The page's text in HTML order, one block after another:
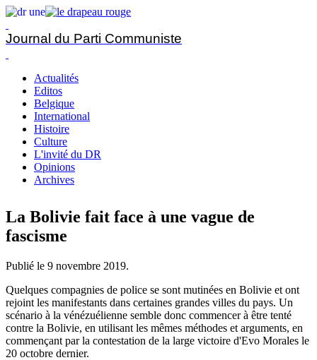
Journal du Parti Communiste
Actualités
Editos
Belgique
International
Histoire
Culture
L'invité du DR
Opinions
Archives
La Bolivie fait face à une vague de
fascisme
Publié le 9 novembre 2019.
Quelques compagnies de police se sont mutinées en Bolivie et ont
rejoint les manifestants dans certaines grandes villes du pays. Un
scénario à la vénézuélienne semble donc commencer à être tenté
contre la Bolivie, en utilisant les mêmes méthodes et arguments, en
commençant par la contestation de la large victoire d'Evo Morales le
20 octobre dernier.